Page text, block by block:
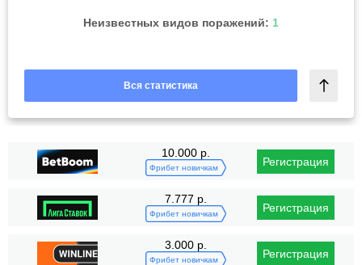
Неизвестных видов поражений: 1
Вся статистика
10.000 р.
Фрибет новичкам Регистрация
7.777 р.
Фрибет новичкам Регистрация
3.000 р.
Фрибет новичкам Регистрация